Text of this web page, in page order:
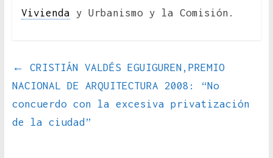
Vivienda y Urbanismo y la Comisión.
←
CRISTIÁN VALDÉS EGUIGUREN,PREMIO
NACIONAL DE ARQUITECTURA 2008: “No
concuerdo con la excesiva privatización
de la ciudad”